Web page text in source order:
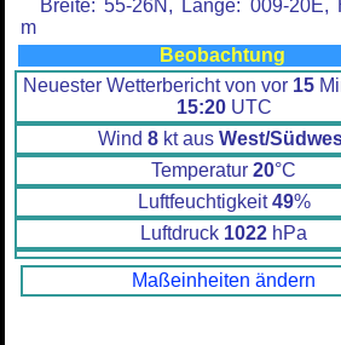
Breite: 55-26N, Länge: 009-20E,
m
Beobachtung
Neuester Wetterbericht von vor 15
15:20UTC
Wind 8 kt aus West/
Temperatur 20°C
Luftfeuchtigkeit49%
Luftdruck 1022 hPa
Maßeinheiten ändern